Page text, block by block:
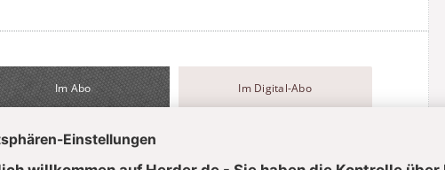
Im Abo Im Digital-Abo